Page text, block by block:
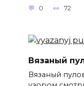
0 72
Вязаный
Вязаный